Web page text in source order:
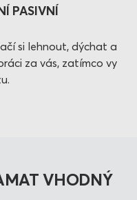
PASIVNÍ
si lehnout, dýchat a
za vás, zatímco vy
VHODNÝ